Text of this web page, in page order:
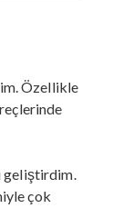
Özellikle
geliştirdim.
çok